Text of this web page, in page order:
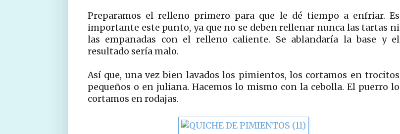
Preparamos el relleno primero para que le dé tiempo a enfriar. Es
importante este punto, ya que no se deben rellenar nunca las tartas ni
las empanadas con el relleno caliente. Se ablandaría la base y el
resultado sería malo.
Así que, una vez bien lavados los pimientos, los cortamos en trocitos
pequeños o en juliana. Hacemos lo mismo con la cebolla. El puerro lo
cortamos en rodajas.